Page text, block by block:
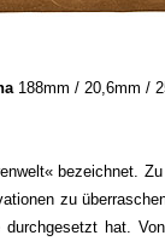
188mm / 20,6mm /
bezeichnet.
zu
hat.